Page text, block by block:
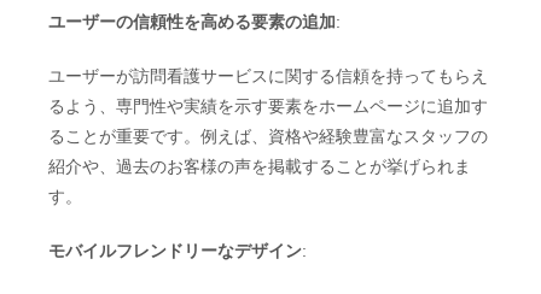
ユーザーの信頼性を高める要素の追加:
ユーザーが訪問看護サービスに関する信頼を持ってもらえ
るよう、専門性や実績を示す要素をホームページに追加す
ることが重要です。例えば、資格や経験豊富なスタッフの
紹介や、過去のお客様の声を掲載することが挙げられま
す。
モバイルフレンドリーなデザイン: